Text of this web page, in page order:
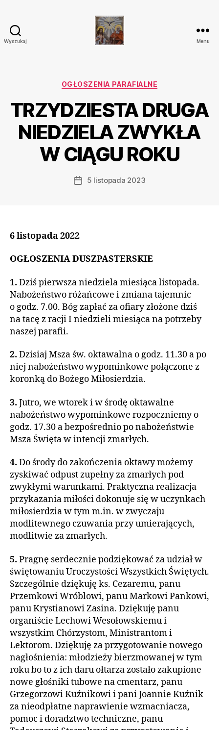
Wyszukaj
Trójcy
w
Ostrówku
Menu
Kategorie
OGŁOSZENIA PARAFIALNE
TRZYDZIESTA DRUGA
NIEDZIELA ZWYKŁA
W CIĄGU ROKU
Data5 listopada 2023
6 listopada 2022
OGŁOSZENIA DUSZPASTERSKIE
1. Dziś pierwsza niedziela miesiąca listopada.
Nabożeństwo różańcowe i zmiana tajemnic
o godz. 7.00. Bóg zapłać za ofiary złożone dziś
na tacę z racji I niedzieli miesiąca na potrzeby
naszej parafii.
2. Dzisiaj Msza św. oktawalna o godz. 11.30 a po
niej nabożeństwo wypominkowe połączone z
koronką do Bożego Miłosierdzia.
3. Jutro, we wtorek i w środę oktawalne
nabożeństwo wypominkowe rozpoczniemy o
godz. 17.30 a bezpośrednio po nabożeństwie
Msza Święta w intencji zmarłych.
4. Do środy do zakończenia oktawy możemy
zyskiwać odpust zupełny za zmarłych pod
zwykłymi warunkami. Praktyczna realizacja
przykazania miłości dokonuje się w uczynkach
miłosierdzia w tym m.in. w zwyczaju
modlitewnego czuwania przy umierających,
modlitwie za zmarłych.
5. Pragnę serdecznie podziękować za udział w
świętowaniu Uroczystości Wszystkich Świętych.
Szczególnie dziękuję ks. Cezaremu, panu
Przemkowi Wróblowi, panu Markowi Pankowi,
panu Krystianowi Zasina. Dziękuję panu
organiście Lechowi Wesołowskiemu i
wszystkim Chórzystom, Ministrantom i
Lektorom. Dziękuję za przygotowanie nowego
nagłośnienia: młodzieży bierzmowanej w tym
roku bo to z ich daru ołtarza zostało zakupione
nowe głośniki tubowe na cmentarz, panu
Grzegorzowi Kuźnikowi i pani Joannie Kuźnik
za nieodpłatne naprawienie wzmacniacza,
pomoc i doradztwo techniczne, panu